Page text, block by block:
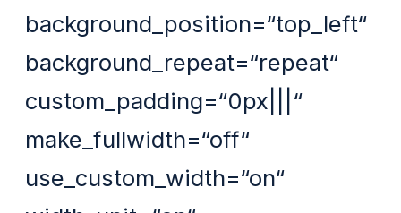
background_position=“top_left“
background_repeat=“repeat“
custom_padding=“0px|||“
make_fullwidth=“off“
use_custom_width=“on“